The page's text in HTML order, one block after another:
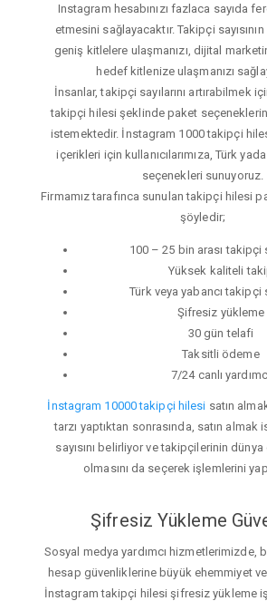
Instagram hesabınızı fazlaca sayıda
etmesini sağlayacaktır. Takipçi sayısının
geniş kitlelere ulaşmanızı, dijital
hedef kitlenize ulaşmanızı
İnsanlar, takipçi sayılarını artırabilmek
takipçi hilesi şeklinde paket
istemektedir. İnstagram 1000 takipçi
içerikleri için kullanıcılarımıza, Türk
seçenekleri sunuyoruz.
Firmamız tarafınca sunulan takipçi hilesi
şöyledir;
100 – 25 bin arası takipçi
Yüksek kaliteli
Türk veya yabancı takipçi
Şifresiz yükleme
30 gün telafi
Taksitli ödeme
7/24 canlı
İnstagram 10000 takipçi hilesi satın
tarzı yaptıktan sonrasında, satın
sayısını belirliyor ve takipçilerinin
olmasını da seçerek işlemlerini
Şifresiz Yükleme
Sosyal medya yardımcı hizmetlerimizde,
hesap güvenliklerine büyük ehemmiyet
İnstagram takipçi hilesi şifresiz yükleme